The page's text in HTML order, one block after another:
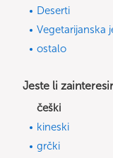
Deserti
Vegetarijanska
ostalo
Jeste li
češki
kineski
grčki